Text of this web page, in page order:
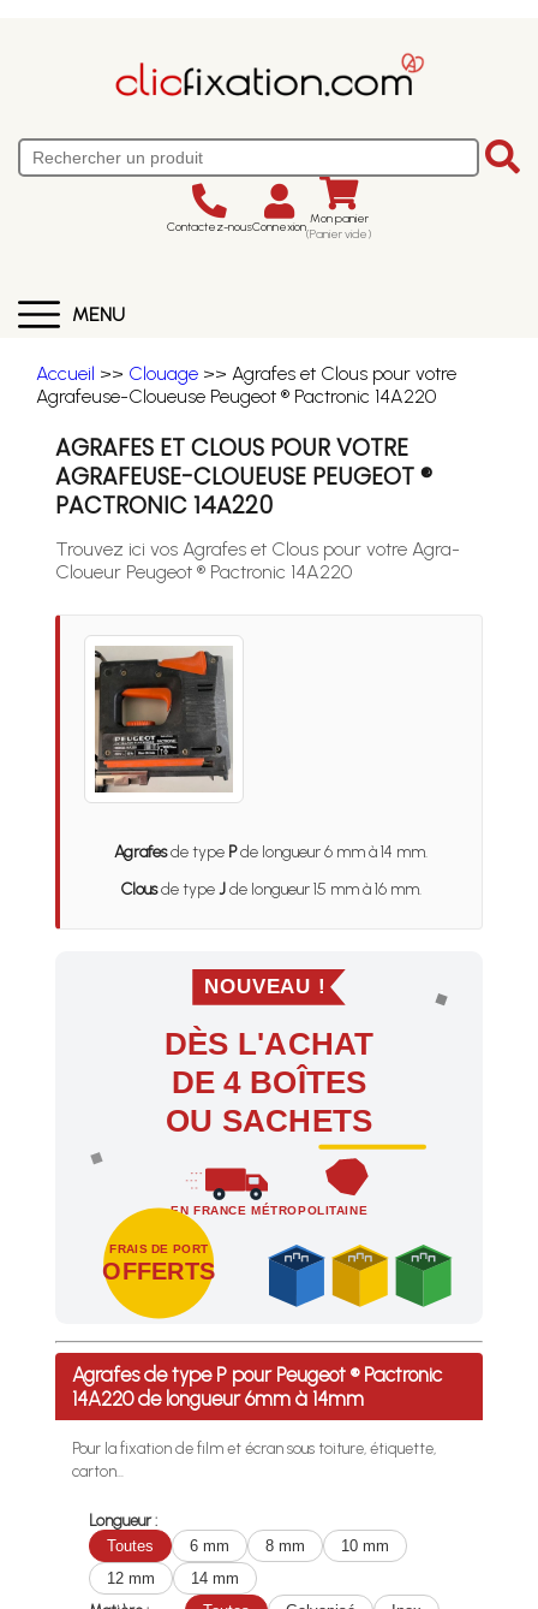
Contactez-nousConnexion Mon panier
(Panier vide)
MENU
Accueil >> Clouage >> Agrafes et Clous pour votre
Agrafeuse-Cloueuse Peugeot ® Pactronic 14A220
AGRAFES ET CLOUS POUR VOTRE
AGRAFEUSE-CLOUEUSE PEUGEOT ®
PACTRONIC 14A220
Trouvez ici vos Agrafes et Clous pour votre Agra-
Cloueur Peugeot ® Pactronic 14A220
Agrafesde type Pde longueur 6 mm à 14 mm.
Clousde typeJde longueur 15 mm à 16 mm.
NOUVEAU !
DÈS L'ACHAT
DE 4 BOÎTES
OU SACHETS
EN FRANCE MÉTROPOLITAINE
FRAIS DE PORT
OFFERTS
Profitez des Frais de port offerts en France
Agrafes de type P pour Peugeot ® Pactronic
14A220 de longueur 6mm à 14mm
Pour la fixation de film et écran sous toiture, étiquette,
carton...
Longueur :
Toutes
6 mm 8 mm
10 mm
12 mm
14 mm